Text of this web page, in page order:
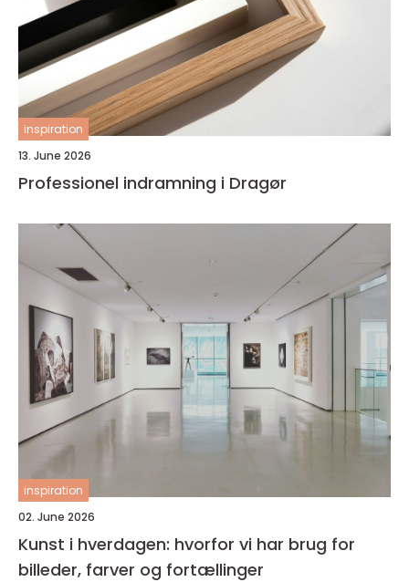
inspiration
13. June 2026
Professionel indramning i Dragør
inspiration
02. June 2026
Kunst i hverdagen: hvorfor vi har brug for
billeder, farver og fortællinger